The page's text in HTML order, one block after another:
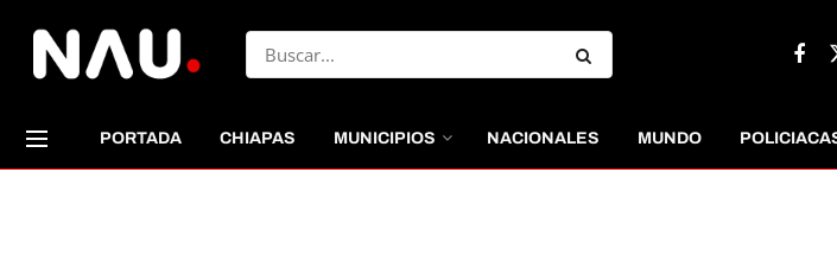
PORTADA CHIAPAS MUNICIPIOS NACIONALES MUNDO